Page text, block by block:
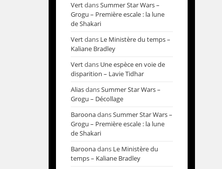
VertdansSummer Star Wars –
Grogu – Première escale : la lune
de Shakari
Vertdans Le Ministère du temps –
Kaliane Bradley
Vertdans Une espèce en voie de
disparition – Lavie Tidhar
AliasdansSummer Star Wars –
Grogu – Décollage
BaroonadansSummer Star Wars –
Grogu – Première escale : la lune
de Shakari
Baroonadans Le Ministère du
temps – Kaliane Bradley